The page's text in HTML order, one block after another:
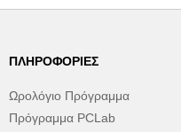
ΠΛΗΡΟΦΟΡΊΕΣ
Ωρολόγιο Πρόγραμμα
Πρόγραμμα PCLab